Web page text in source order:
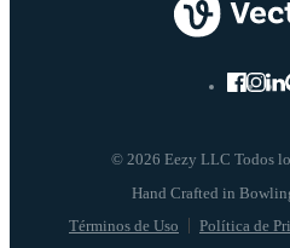
© 2026 Eezy LLC Todos
Términos de Uso Política de